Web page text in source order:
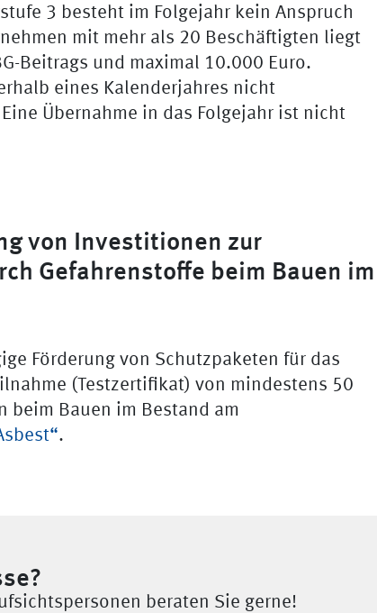
3 besteht im Folgejahr kein Anspruch
mit mehr als 20 Beschäftigten liegt
Beitrags und maximal 10.000 Euro.
eines Kalenderjahres nicht
Übernahme in das Folgejahr ist nicht
von Investitionen zur
Gefahrenstoffe beim Bauen im
Förderung von Schutzpaketen für das
(Testzertifikat) von mindestens 50
beim Bauen im Bestand am
.
beraten Sie gerne!